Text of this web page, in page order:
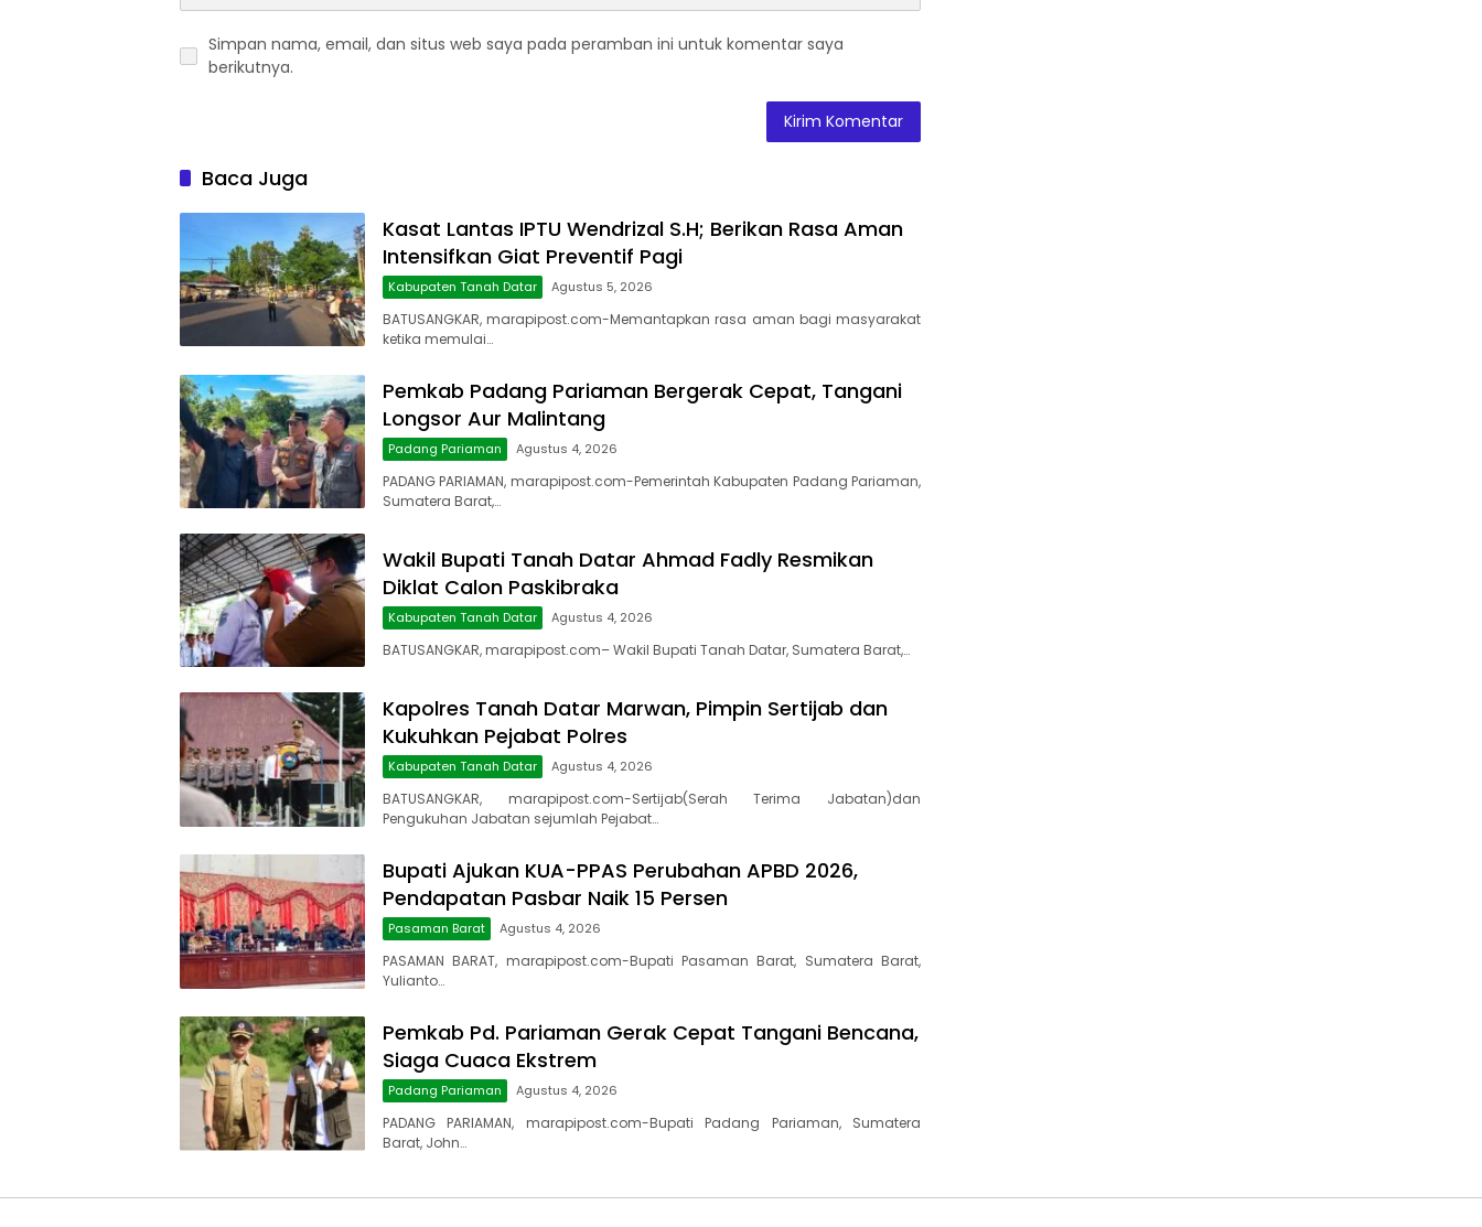
Simpan nama, email, dan situs web saya pada peramban ini untuk komentar saya
berikutnya.
Baca Juga
Kasat Lantas IPTU Wendrizal S.H; Berikan Rasa Aman
Intensifkan Giat Preventif Pagi
Kabupaten Tanah Datar Agustus 5, 2026
BATUSANGKAR, marapipost.com-Memantapkan rasa aman bagi masyarakat
ketika memulai…
Pemkab Padang Pariaman Bergerak Cepat, Tangani
Longsor Aur Malintang
Padang Pariaman Agustus 4, 2026
PADANG PARIAMAN, marapipost.com-Pemerintah Kabupaten Padang Pariaman,
Sumatera Barat,…
Wakil Bupati Tanah Datar Ahmad Fadly Resmikan
Diklat Calon Paskibraka
Kabupaten Tanah Datar Agustus 4, 2026
BATUSANGKAR, marapipost.com– Wakil Bupati Tanah Datar, Sumatera Barat,…
Kapolres Tanah Datar Marwan, Pimpin Sertijab dan
Kukuhkan Pejabat Polres
Kabupaten Tanah Datar Agustus 4, 2026
BATUSANGKAR, marapipost.com-Sertijab(Serah Terima Jabatan)dan
Pengukuhan Jabatan sejumlah Pejabat…
Bupati Ajukan KUA-PPAS Perubahan APBD 2026,
Pendapatan Pasbar Naik 15 Persen
Pasaman Barat Agustus 4, 2026
PASAMAN BARAT, marapipost.com-Bupati Pasaman Barat, Sumatera Barat,
Yulianto…
Pemkab Pd. Pariaman Gerak Cepat Tangani Bencana,
Siaga Cuaca Ekstrem
Padang Pariaman Agustus 4, 2026
PADANG PARIAMAN, marapipost.com-Bupati Padang Pariaman, Sumatera
Barat, John…